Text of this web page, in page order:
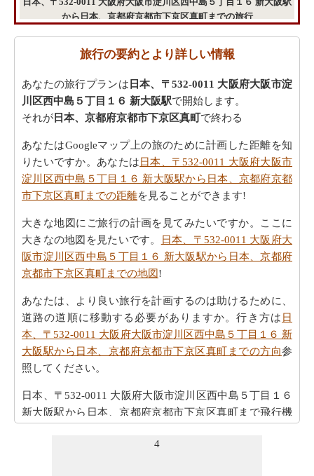
から日本、京都府京都市下京区真町までの旅行
旅行の要約とより詳しい情報
あなたの旅行プランは 日本、〒532-0011 大阪府大阪市淀
川区西中島５丁目１６ 新大阪駅で開始します。
それが 日本、京都府京都市下京区真町で終わる
あなたはGoogleマップ上の旅のために計画した距離を知
りたいですか。あなたは日本、〒532-0011 大阪府大阪市
淀川区西中島５丁目１６ 新大阪駅から日本、京都府京都
市下京区真町までの距離を見ることができます!
大きな地図にご旅行の計画を見てみたいですか。ここに
大きなの地図を見たいです。
日本、〒532-0011 大阪府大
阪市淀川区西中島５丁目１６ 新大阪駅から日本、京都府
京都市下京区真町までの地図!
あなたは、より良い旅行を計画するのは助けるために、
道路の道順に移動する必要がありますか。行き方は 日
本、〒532-0011 大阪府大阪市淀川区西中島５丁目１６ 新
大阪駅から日本、京都府京都市下京区真町までの方向参
照してください。
日本、〒532-0011 大阪府大阪市淀川区西中島５丁目１６
新大阪駅から日本、京都府京都市下京区真町まで飛行機
阪市淀川区西中島５丁目１６ 新大阪駅から日本、京都府
4